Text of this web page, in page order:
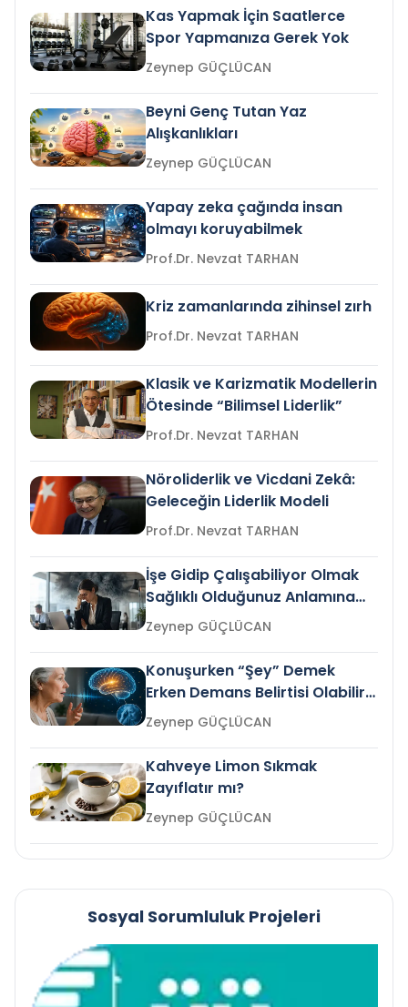
Kas Yapmak İçin Saatlerce
Spor Yapmanıza Gerek Yok
Zeynep GÜÇLÜCAN
Beyni Genç Tutan Yaz
Alışkanlıkları
Zeynep GÜÇLÜCAN
Yapay zeka çağında insan
olmayı koruyabilmek
Prof.Dr. Nevzat TARHAN
Kriz zamanlarında zihinsel zırh
Prof.Dr. Nevzat TARHAN
Klasik ve Karizmatik Modellerin
Ötesinde “Bilimsel Liderlik”
Prof.Dr. Nevzat TARHAN
Nöroliderlik ve Vicdani Zekâ:
Geleceğin Liderlik Modeli
Prof.Dr. Nevzat TARHAN
İşe Gidip Çalışabiliyor Olmak
Sağlıklı Olduğunuz Anlamına
Gelir mi?Zeynep GÜÇLÜCAN
Konuşurken “Şey” Demek
Erken Demans Belirtisi Olabilir
mi?
Zeynep GÜÇLÜCAN
Kahveye Limon Sıkmak
Zayıflatır mı?
Zeynep GÜÇLÜCAN
Sosyal Sorumluluk Projeleri